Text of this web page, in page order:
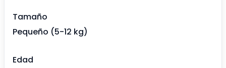
Tamaño
Pequeño (5-12 kg)
Edad